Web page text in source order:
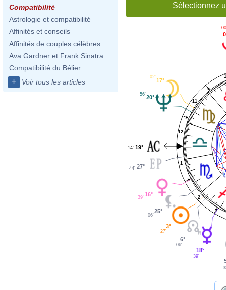
Compatibilité
Astrologie et compatibilité
Affinités et conseils
Affinités de couples célèbres
Ava Gardner et Frank Sinatra
Compatibilité du Bélier
+ Voir tous les articles
Sélectionnez
1
2
11
12
17°
02'
20°
56'
19°
14'
27°
44'
16°
39'
25°
06'
3°
27'
6°
06'
18°
39'